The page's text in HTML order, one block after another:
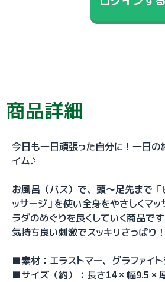
商品詳細
今日も一日頑張った自分に！一日の
イム♪
お風呂（バス）で、頭～足先まで
ッサージ」を使い全身をやさしくマ
ラダのめぐりを良くしていく商品です
気持ち良い刺激でスッキリさっぱり！
■素材：エラストマー、グラファイト
■サイズ（約）：長さ14 × 幅9.5 ×